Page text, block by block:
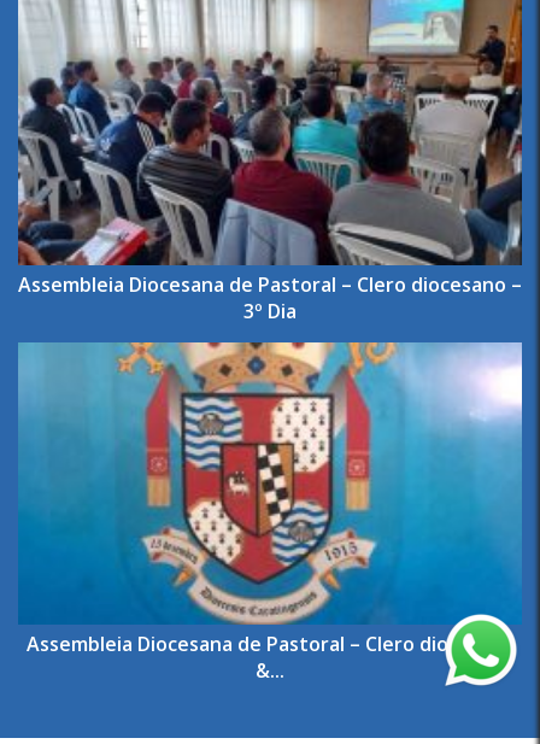
Assembleia Diocesana de Pastoral – Clero diocesano –
3º Dia
Assembleia Diocesana de Pastoral – Clero diocesano
&...